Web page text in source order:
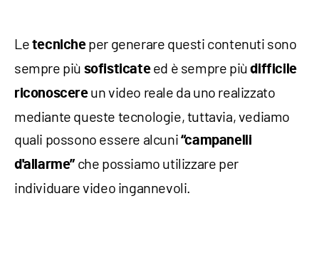
Le tecnicheper generare questi contenuti sono
sempre più sofisticateed è sempre piùdifficile
riconoscereun video reale da uno realizzato
mediante queste tecnologie, tuttavia, vediamo
quali possono essere alcuni “campanelli
d'allarme” che possiamo utilizzare per
individuare video ingannevoli.